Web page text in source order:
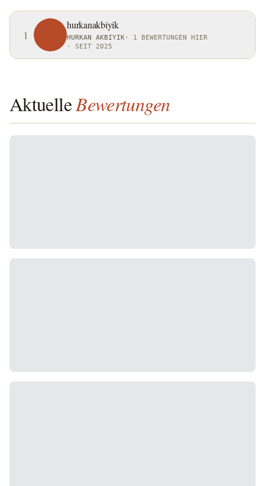
1
hurkanakbiyik
HURKAN AKBIYIK · 1 BEWERTUNGEN HIER
· SEIT 2025
AktuelleBewertungen